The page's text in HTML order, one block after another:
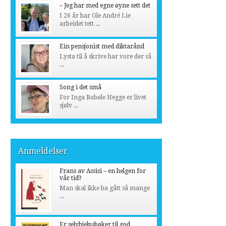
– Jeg har med egne øyne sett det
I 26 år har Ole André Lie
arbeidet tett ...
Ein pensjonist med diktarånd
Lysta til å skrive har vore der så
...
Song i det små
For Inga Robøle Hegge er livet
sjølv ...
Anmeldelser
Frans av Assisi – en helgen for
vår tid?
Man skal ikke ha gått så mange
...
Er selvhjelpsbøker til god